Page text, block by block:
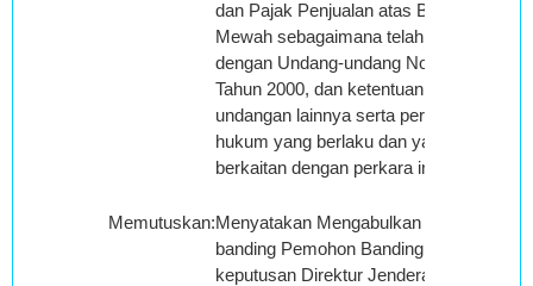
dan Pajak Penjualan atas Barang
Mewah sebagaimana telah diubah
dengan Undang-undang Nomor 18
Tahun 2000, dan ketentuan perundang-
undangan lainnya serta peraturan
hukum yang berlaku dan yang
berkaitan dengan perkara ini;
Memutuskan:Menyatakan Mengabulkan Seluruhnya
banding Pemohon Banding terhadap
keputusan Direktur Jenderal Pajak